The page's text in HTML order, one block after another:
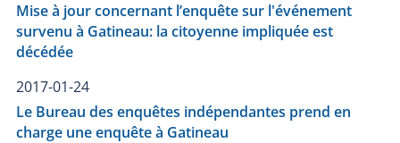
Mise à jour concernant l’enquête sur l'événement
survenu à Gatineau: la citoyenne impliquée est
décédée
2017-01-24
Le Bureau des enquêtes indépendantes prend en
charge une enquête à Gatineau